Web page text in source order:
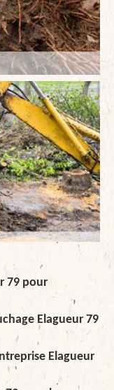
79 pour
Elagueur 79
Elagueur